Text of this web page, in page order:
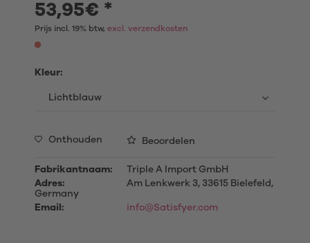
53,95€ *
Prijs incl. 19% btw, excl. verzendkosten
Kleur:
Onthouden Beoordelen
Fabrikantnaam:
Triple A Import GmbH
Adres:
Am Lenkwerk 3, 33615 Bielefeld,
Germany
Email:
info@Satisfyer.com